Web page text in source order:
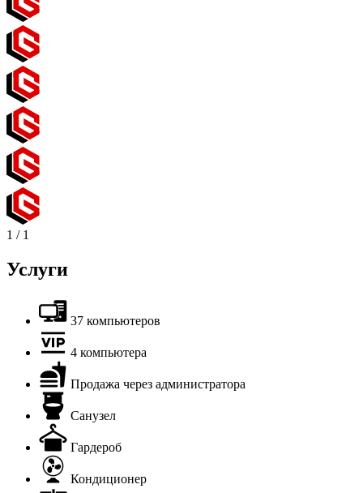
1 / 1
Услуги
37 компьютеров
4 компьютера
Продажа через администратора
Санузел
Гардероб
Кондиционер